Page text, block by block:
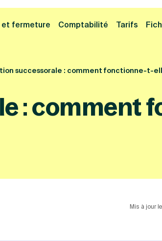
ici pour reprendre votre démarche Fermer
fermeture Comptabilité Tarifs
successorale : comment fonctionne-t-
: comment
Mis à jour